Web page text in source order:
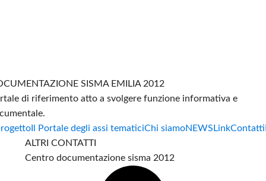
SISMA EMILIA 2012
di riferimento atto a svolgere funzione informativa e
Il Portale degli assi tematiciChi siamoNEWS LinkContatti
ALTRI CONTATTI
Centro documentazione sisma 2012